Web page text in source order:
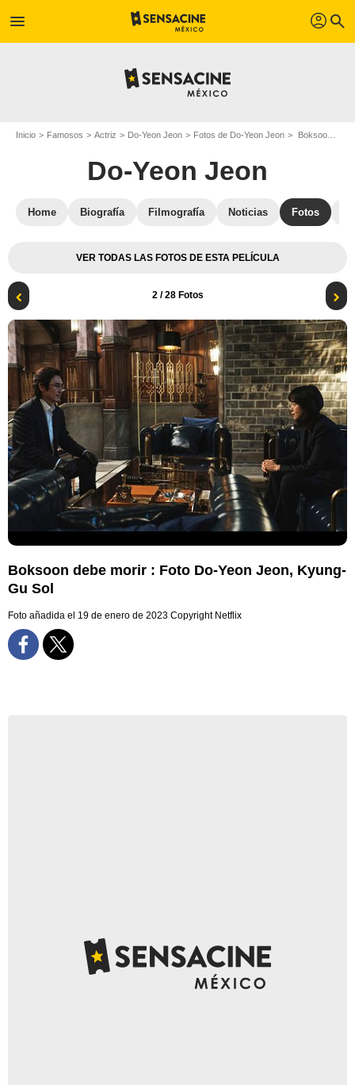
menu profil search
Inicio Famosos Actriz Do-Yeon Jeon Fotos de Do-Yeon Jeon Boksoon debe morir : Foto Do-Yeon Jeon, Kyung-Gu Sol
Do-Yeon Jeon
Home Biografía Filmografía Noticias Fotos
VER TODAS LAS FOTOS DE ESTA PELÍCULA
2/ 28 Fotos
Boksoon debe morir : Foto Do-Yeon Jeon, Kyung-
Gu Sol
Foto añadida el 19 de enero de 2023 Copyright Netflix